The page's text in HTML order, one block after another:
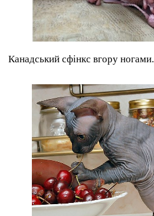
Канадський сфінкс вгору ногами.